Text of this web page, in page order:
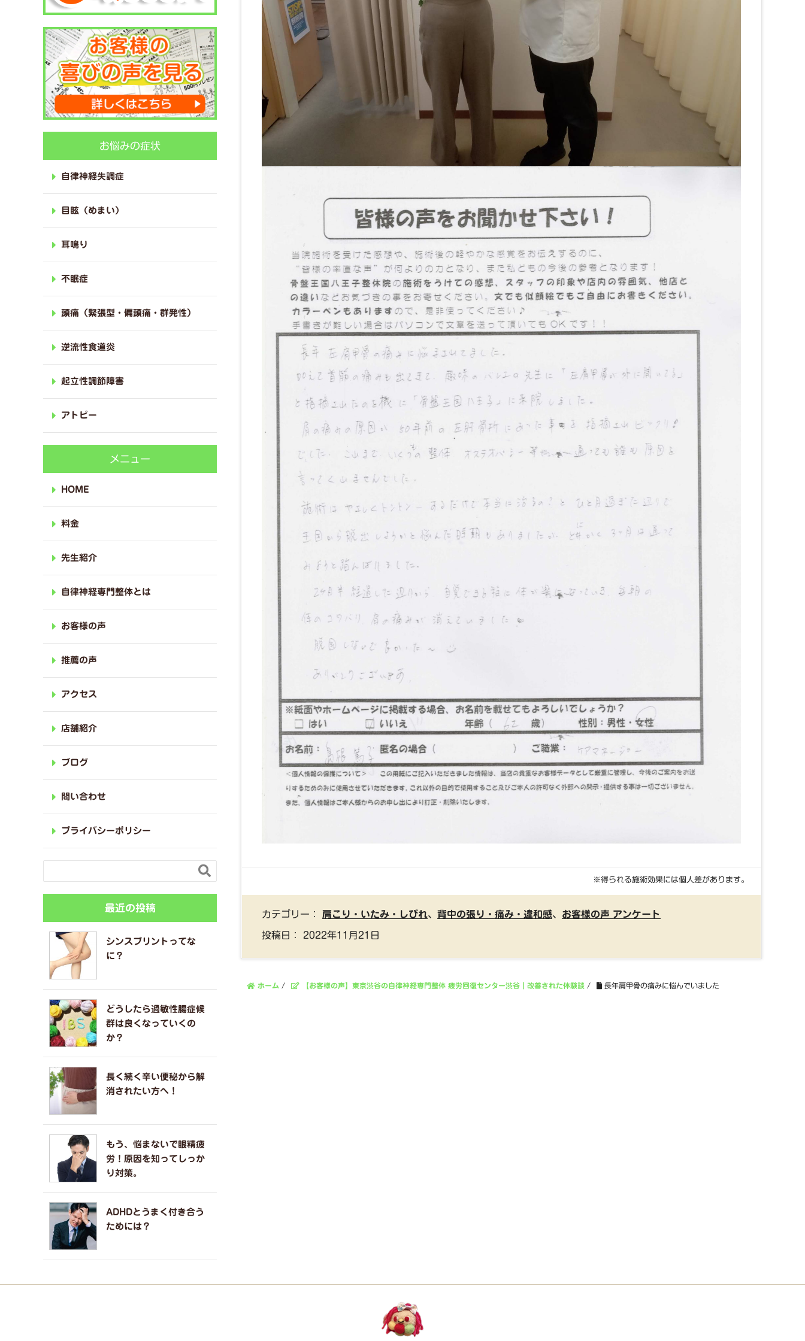
※得られる施術効果には個人差があります。
カテゴリー： 肩こり・いたみ・しびれ、 背中の張り・痛み・違和感、 お客様の声 アンケート
投稿日： 2022年11月21日
ホーム / 【お客様の声】東京渋谷の自律神経専門整体 疲労回復センター渋谷｜改善された体験談 / 長年肩甲骨の痛みに悩んでいました
お悩みの症状
自律神経失調症
目眩（めまい）
耳鳴り
不眠症
頭痛（緊張型・偏頭痛・群発性）
逆流性食道炎
起立性調節障害
アトピー
メニュー
HOME
料金
先生紹介
自律神経専門整体とは
お客様の声
推薦の声
アクセス
店舗紹介
ブログ
問い合わせ
プライバシーポリシー

最近の投稿
シンスプリントってな
に？
どうしたら過敏性腸症候
群は良くなっていくの
か？
長く続く辛い便秘から解
消されたい方へ！
もう、悩まないで眼精疲
労！原因を知ってしっか
り対策。
ADHDとうまく付き合う
ためには？